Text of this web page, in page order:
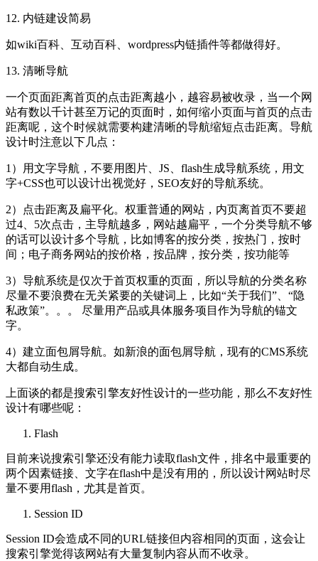
12. 内链建设简易
如wiki百科、互动百科、wordpress内链插件等都做得好。
13. 清晰导航
一个页面距离首页的点击距离越小，越容易被收录，当一个网
站有数以千计甚至万记的页面时，如何缩小页面与首页的点击
距离呢，这个时候就需要构建清晰的导航缩短点击距离。导航
设计时注意以下几点：
1）用文字导航，不要用图片、JS、flash生成导航系统，用文
字+CSS也可以设计出视觉好，SEO友好的导航系统。
2）点击距离及扁平化。权重普通的网站，内页离首页不要超
过4、5次点击，主导航越多，网站越扁平，一个分类导航不够
的话可以设计多个导航，比如博客的按分类，按热门，按时
间；电子商务网站的按价格，按品牌，按分类，按功能等
3）导航系统是仅次于首页权重的页面，所以导航的分类名称
尽量不要浪费在无关紧要的关键词上，比如“关于我们”、“隐
私政策”。。。 尽量用产品或具体服务项目作为导航的锚文
字。
4）建立面包屑导航。如新浪的面包屑导航，现有的CMS系统
大都自动生成。
上面谈的都是搜索引擎友好性设计的一些功能，那么不友好性
设计有哪些呢：
Flash
目前来说搜索引擎还没有能力读取flash文件，排名中最重要的
两个因素链接、文字在flash中是没有用的，所以设计网站时尽
量不要用flash，尤其是首页。
Session ID
Session ID会造成不同的URL链接但内容相同的页面，这会让
搜索引擎觉得该网站有大量复制内容从而不收录。